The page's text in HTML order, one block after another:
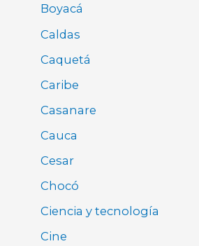
Boyacá
Caldas
Caquetá
Caribe
Casanare
Cauca
Cesar
Chocó
Ciencia y tecnología
Cine